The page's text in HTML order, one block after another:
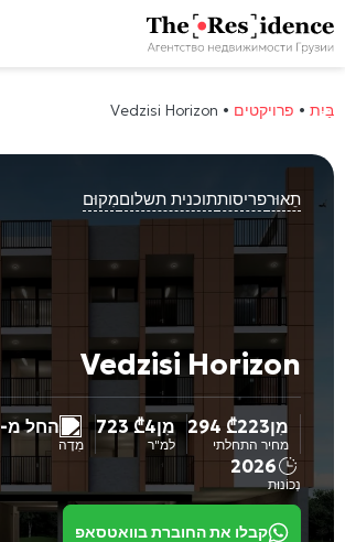
בַּיִת • פרויקטים •
Vedzisi Horizon
תֵאוּרפריסותתוכנית תשלוםמִקוּם
Vedzisi Horizon
מִן ₾223 294
מחיר התחלתי
מִן ₾4 723
למ"ר
החל מ-46 מ"ר
מִדָה
2026
נְכוֹנוּת
קבלו את החוברת בוואטסאפ